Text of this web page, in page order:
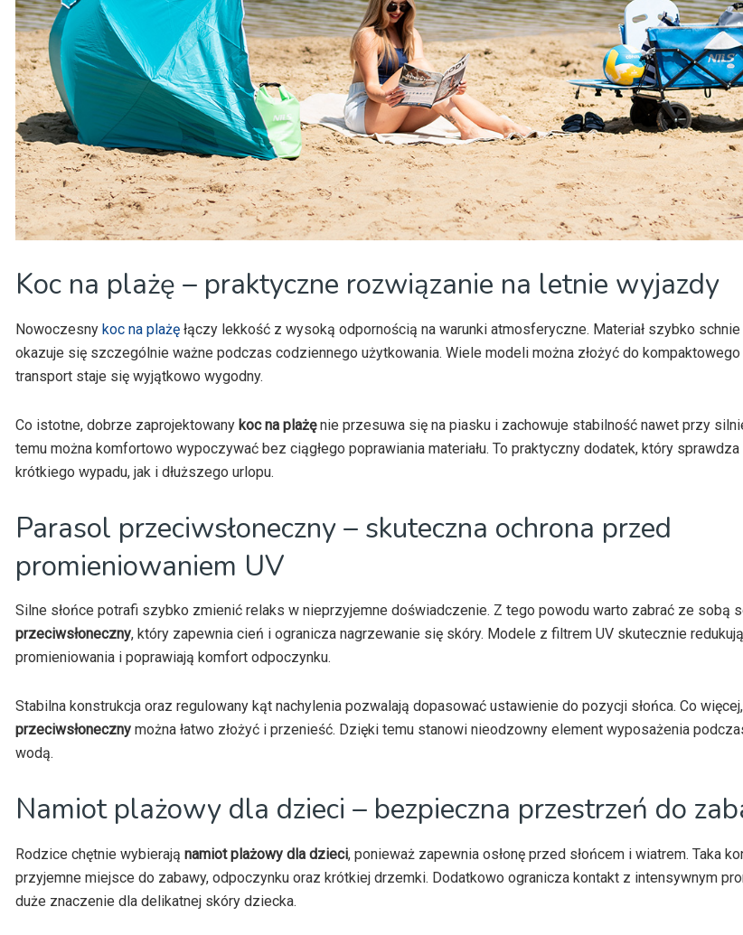
Koc na plażę – praktyczne rozwiązanie na letnie wyjazdy
Nowoczesny koc na plażę łączy lekkość z wysoką odpornością na warunki atmosferyczne. Materiał szybko
okazuje się szczególnie ważne podczas codziennego użytkowania. Wiele modeli można złożyć do
transport staje się wyjątkowo wygodny.
Co istotne, dobrze zaprojektowany koc na plażęnie przesuwa się na piasku i zachowuje stabilność nawet przy
temu można komfortowo wypoczywać bez ciągłego poprawiania materiału. To praktyczny dodatek, który
krótkiego wypadu, jak i dłuższego urlopu.
Parasol przeciwsłoneczny – skuteczna ochrona przed
promieniowaniem UV
Silne słońce potrafi szybko zmienić relaks w nieprzyjemne doświadczenie. Z tego powodu warto zabrać ze sobą
przeciwsłoneczny, który zapewnia cień i ogranicza nagrzewanie się skóry. Modele z filtrem UV skutecznie
promieniowania i poprawiają komfort odpoczynku.
Stabilna konstrukcja oraz regulowany kąt nachylenia pozwalają dopasować ustawienie do pozycji słońca. Co
przeciwsłoneczny można łatwo złożyć i przenieść. Dzięki temu stanowi nieodzowny element wyposażenia
wodą.
Namiot plażowy dla dzieci – bezpieczna przestrzeń do
Rodzice chętnie wybierają namiot plażowy dla dzieci, ponieważ zapewnia osłonę przed słońcem i wiatrem. Taka
przyjemne miejsce do zabawy, odpoczynku oraz krótkiej drzemki. Dodatkowo ogranicza kontakt z intensywnym
duże znaczenie dla delikatnej skóry dziecka.